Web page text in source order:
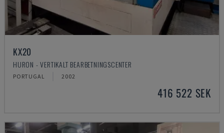
KX20
HURON - VERTIKALT BEARBETNINGSCENTER
PORTUGAL 2002
416 522 SEK